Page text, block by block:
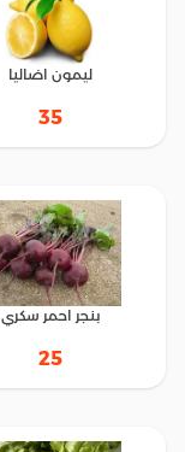
ليمون اضاليا
35
بنجر احمر سكري
25